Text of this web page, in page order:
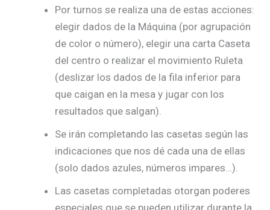
Por turnos se realiza una de estas acciones:
elegir dados de la Máquina (por agrupación
de color o número), elegir una carta Caseta
del centro o realizar el movimiento Ruleta
(deslizar los dados de la fila inferior para
que caigan en la mesa y jugar con los
resultados que salgan).
Se irán completando las casetas según las
indicaciones que nos dé cada una de ellas
(solo dados azules, números impares…).
Las casetas completadas otorgan poderes